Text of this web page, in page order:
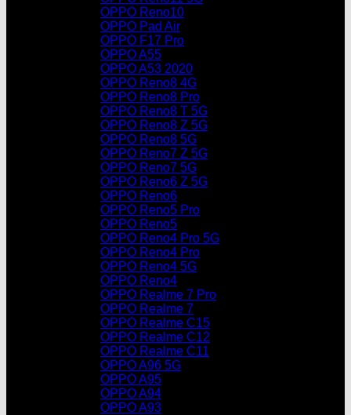
OPPO Reno10
OPPO Pad Air
OPPO F17 Pro
OPPO A55
OPPO A53 2020
OPPO Reno8 4G
OPPO Reno8 Pro
OPPO Reno8 T 5G
OPPO Reno8 Z 5G
OPPO Reno8 5G
OPPO Reno7 Z 5G
OPPO Reno7 5G
OPPO Reno6 Z 5G
OPPO Reno6
OPPO Reno5 Pro
OPPO Reno5
OPPO Reno4 Pro 5G
OPPO Reno4 Pro
OPPO Reno4 5G
OPPO Reno4
OPPO Realme 7 Pro
OPPO Realme 7
OPPO Realme C15
OPPO Realme C12
OPPO Realme C11
OPPO A96 5G
OPPO A95
OPPO A94
OPPO A93